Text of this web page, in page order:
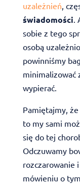
uzależnień,
świadomości.
sobie z tego
osobą
powinniśmy
minimalizować
wypierać.
Pamiętajmy,
to my sami
się do tej
Odczuwamy
rozczarowanie
mówieniu o